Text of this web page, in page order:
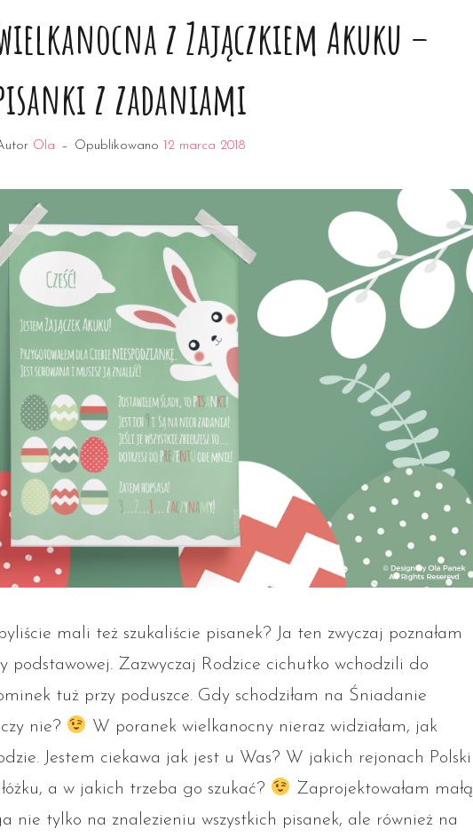
wielkanocna z Zajączkiem Akuku –
z zadaniami
Ola – Opublikowano 12 marca 2018
mali też szukaliście pisanek? Ja ten zwyczaj poznałam
podstawowej. Zazwyczaj Rodzice cichutko wchodzili do
tuż przy poduszce. Gdy schodziłam na Śniadanie
nie?
W poranek wielkanocny nieraz widziałam, jak
Jestem ciekawa jak jest u Was? W jakich rejonach Polski
a w jakich trzeba go szukać?
Zaprojektowałam małą
nie tylko na znalezieniu wszystkich pisanek, ale również na